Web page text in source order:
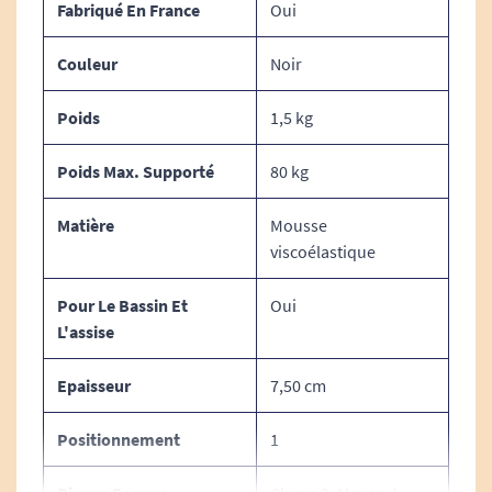
limite les risques de cisaillement des tissus.
Plat : il fournit un maximum de matière sous les
parties les plus sollicitées.
MATIERE :
Gel viscoélastique Elacton et mousse haute
Densité de la mousse viscoélastique : de 80 kg /
m3.
Base antiglisse : 57% polyuréthane, 43%
polyester.
Fabriqué En France Oui
Couleur Noir
Poids 1,5 kg
Poids Max. Supporté 80 kg
Matière
Mousse
viscoélastique
Pour Le Bassin Et
L'assise
Oui
Epaisseur 7,50 cm
Positionnement 1